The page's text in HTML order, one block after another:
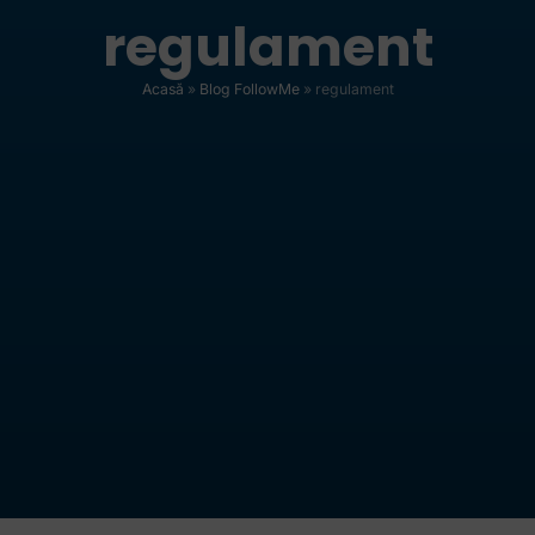
regulament
Acasă » Blog FollowMe» regulament